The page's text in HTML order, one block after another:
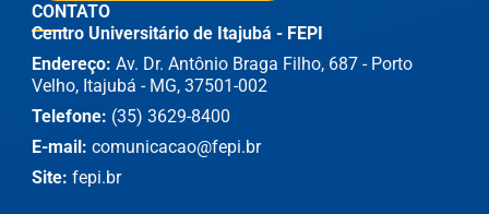
CONTATO
Centro Universitário de Itajubá - FEPI
Endereço: Av. Dr. Antônio Braga Filho, 687 - Porto
Velho, Itajubá - MG, 37501-002
Telefone: (35) 3629-8400
E-mail: comunicacao@fepi.br
Site: fepi.br